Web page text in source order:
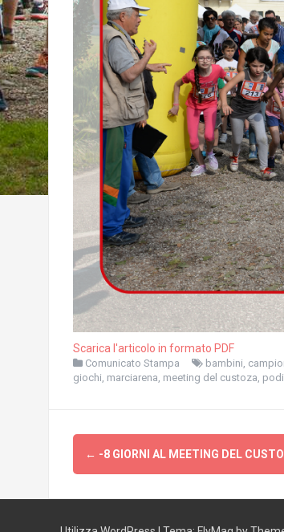
Scarica l'articolo in formato PDF
Comunicato Stampa bambini,
giochi, marciarena, meeting del custoza,
Navigazione
articolo
← -8 GIORNI AL MEETING DEL